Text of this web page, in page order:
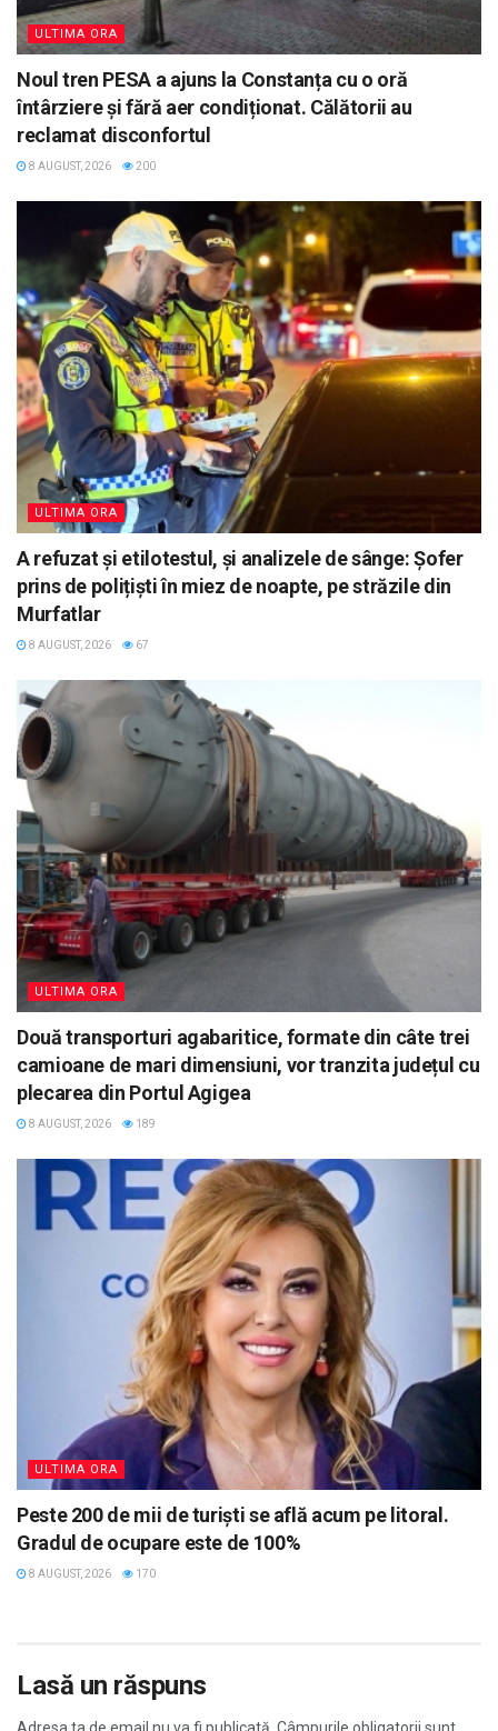
ULTIMA ORA
Noul tren PESA a ajuns la Constanța cu o oră
întârziere și fără aer condiționat. Călătorii au
reclamat disconfortul
8 AUGUST, 2026 200
ULTIMA ORA
A refuzat și etilotestul, și analizele de sânge: Șofer
prins de polițiști în miez de noapte, pe străzile din
Murfatlar
8 AUGUST, 2026 67
ULTIMA ORA
Două transporturi agabaritice, formate din câte trei
camioane de mari dimensiuni, vor tranzita județul cu
plecarea din Portul Agigea
8 AUGUST, 2026 189
ULTIMA ORA
Peste 200 de mii de turiști se află acum pe litoral.
Gradul de ocupare este de 100%
8 AUGUST, 2026 170
Lasă un răspuns